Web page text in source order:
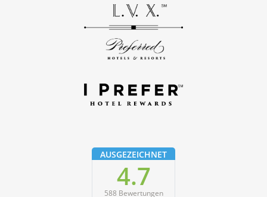
AUSGEZEICHNET
4.7
588 Bewertungen